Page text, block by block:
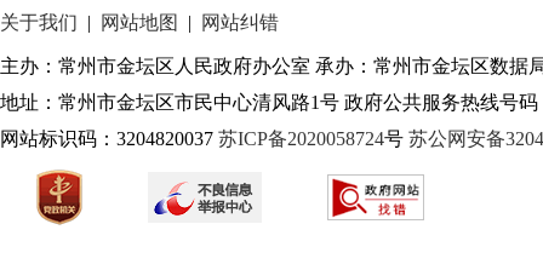
关于我们 | 网站地图 | 网站纠错
主办：常州市金坛区人民政府办公室 承办：常州市金坛区数据
地址：常州市金坛区市民中心清风路1号 政府公共服务热线号码
网站标识码：3204820037 苏ICP备2020058724号 苏公网安备